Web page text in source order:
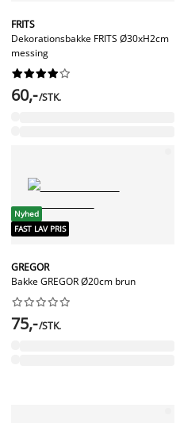
FRITS
Dekorationsbakke FRITS Ø30xH2cm
messing






60,-/STK.
Nyhed
FAST LAV PRIS
GREGOR
Bakke GREGOR Ø20cm brun






75,-/STK.